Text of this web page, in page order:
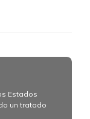
Estados
un tratado